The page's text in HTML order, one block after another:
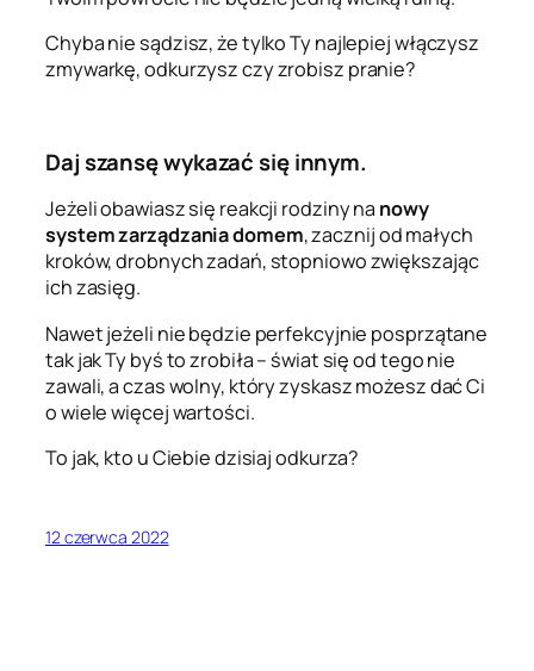
Chyba nie sądzisz, że tylko Ty najlepiej włączysz
zmywarkę, odkurzysz czy zrobisz pranie?
Daj szansę wykazać się innym.
Jeżeli obawiasz się reakcji rodziny na nowy
system zarządzania domem, zacznij od małych
kroków, drobnych zadań, stopniowo zwiększając
ich zasięg.
Nawet jeżeli nie będzie perfekcyjnie posprzątane
tak jak Ty byś to zrobiła – świat się od tego nie
zawali, a czas wolny, który zyskasz możesz dać Ci
o wiele więcej wartości.
To jak, kto u Ciebie dzisiaj odkurza?
12 czerwca 2022